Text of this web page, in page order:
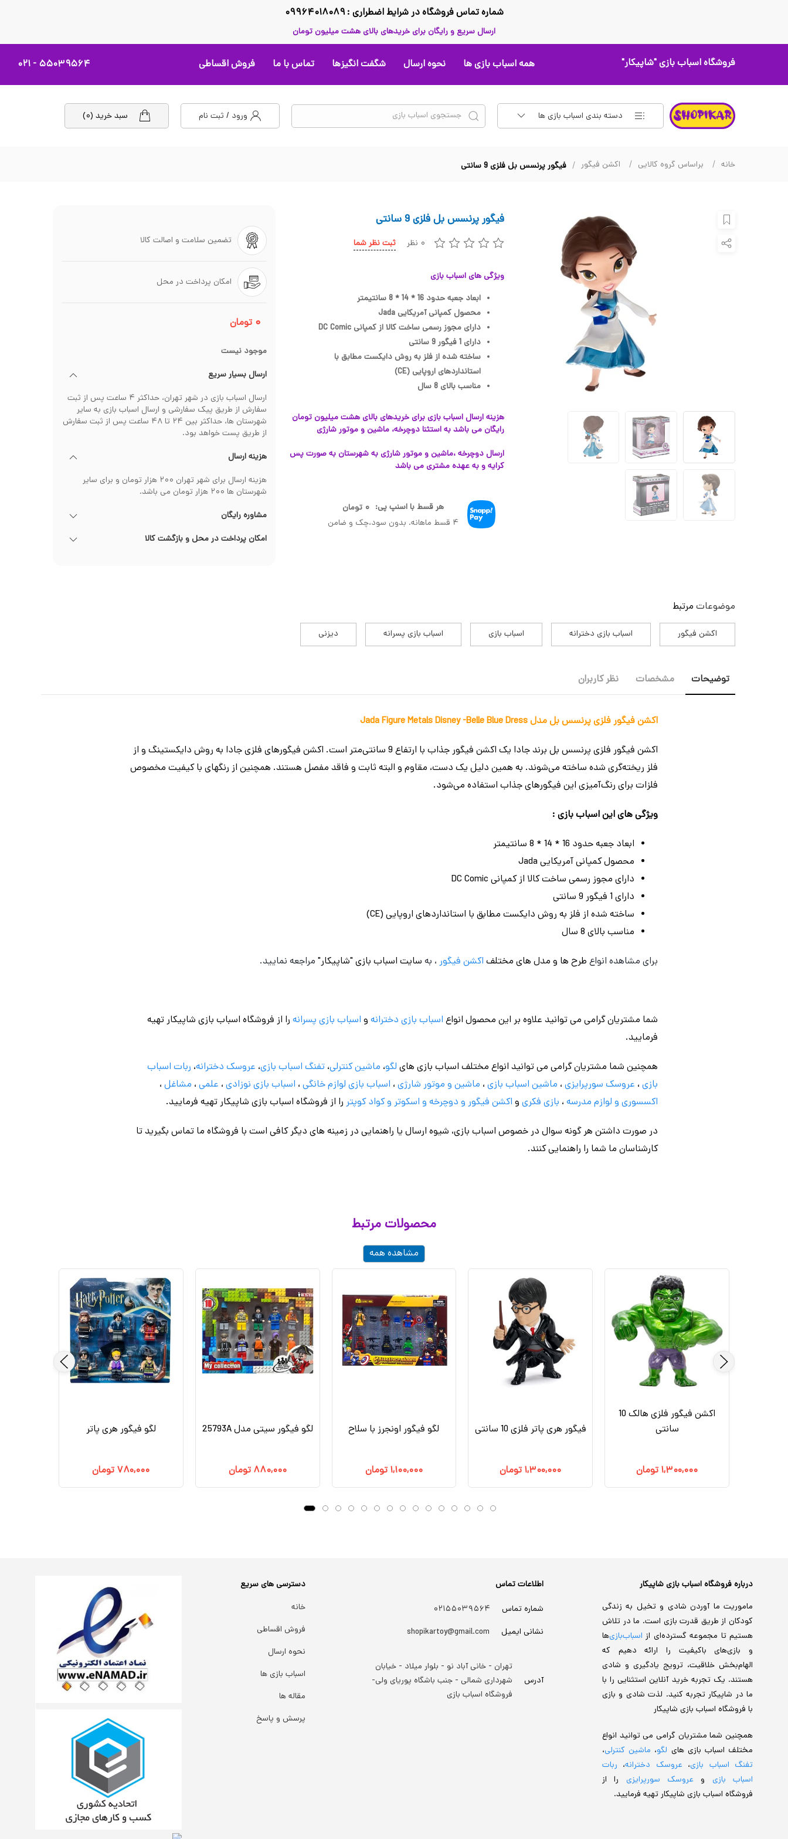
شماره تماس فروشگاه در شرایط اضطراری : ۰۹۹۶۴۰۱۸۰۸۹
ارسال سریع و رایگان برای خریدهای بالای هشت میلیون تومان
فروشگاه اسباب بازی"شاپیکار" همه اسباب بازی ها نحوه ارسال شگفت انگیزها تماس با ما فروش اقساطی ۵۵۰۳۹۵۶۴ - ۰۲۱
دسته بندی اسباب بازی ها ورود / ثبت نام سبد خرید (۰)
خانه براساس گروه کالایی اکشن فیگور فیگور پرنسس بل فلزی 9 سانتی
فیگور پرنسس بل فلزی 9 سانتی
۰ نظر ثبت نظر شما
ویژگی های اسباب بازی
ابعاد جعبه حدود 16 * 14 * 8 سانتیمتر
محصول کمپانی آمریکایی Jada
دارای مجوز رسمی ساخت کالا از کمپانی DC Comic
دارای 1 فیگور 9 سانتی
ساخته شده از فلز به روش دایکست مطابق با
استانداردهای اروپایی (CE)
مناسب بالای 8 سال
هزینه ارسال اسباب بازی برای خریدهای بالای هشت میلیون تومان
رایگان می باشد به استثنا دوچرخه، ماشین و موتور شارژی
ارسال دوچرخه ،ماشین و موتور شارژی به شهرستان به صورت پس
کرایه و به عهده مشتری می باشد
هر قسط با اسنپ پی: ۰ تومان
۴ قسط ماهانه. بدون سود،چک و ضامن
تضمین سلامت و اصالت کالا
امکان پرداخت در محل
۰ تومان
موجود نیست
ارسال بسیار سریع
ارسال اسباب بازی در شهر تهران، حداکثر ۴ ساعت پس از ثبت
سفارش از طریق پیک سفارشی و ارسال اسباب بازی به سایر
شهرستان ها، حداکثر بین ۲۴ تا ۴۸ ساعت پس از ثبت سفارش
از طریق پست خواهد بود.
هزینه ارسال
هزینه ارسال برای شهر تهران ۲۰۰ هزار تومان و برای سایر
شهرستان ها ۲۰۰ هزار تومان می باشد.
مشاوره رایگان
امکان پرداخت در محل و بازگشت کالا
موضوعات مرتبط
اکشن فیگور اسباب بازی دخترانه اسباب بازی اسباب بازی پسرانه دیزنی
توضیحات مشخصات نظر کاربران
اکشن فیگور فلزی پرنسس بل مدل Jada Figure Metals Disney -Belle Blue Dress
اکشن فیگور فلزی پرنسس بل برند جادا یک اکشن فیگور جذاب با ارتفاع 9 سانتی‌متر است. اکشن فیگورهای فلزی جادا به روش دایکستینگ و از
فلز ریخته‌گری شده ساخته می‌شوند. به همین دلیل یک دست، مقاوم و البته ثابت و فاقد مفصل هستند. همچنین از رنگهای با کیفیت مخصوص
فلزات برای رنگ‌آمیزی این فیگورهای جذاب استفاده می‌شود.
ویژگی های این اسباب بازی :
ابعاد جعبه حدود 16 * 14 * 8 سانتیمتر
محصول کمپانی آمریکایی Jada
دارای مجوز رسمی ساخت کالا از کمپانی DC Comic
دارای 1 فیگور 9 سانتی
ساخته شده از فلز به روش دایکست مطابق با استانداردهای اروپایی (CE)
مناسب بالای 8 سال
برای مشاهده انواع طرح ها و مدل های مختلف اکشن فیگور ، به سایت اسباب بازی "شاپیکار" مراجعه نمایید.
شما مشتریان گرامی می توانید علاوه بر این محصول انواع اسباب بازی دخترانه و اسباب بازی پسرانه را از فروشگاه اسباب بازی شاپیکار تهیه
فرمایید.
همچنین شما مشتریان گرامی می توانید انواع مختلف اسباب بازی های لگو، ماشین کنترلی، تفنگ اسباب بازی، عروسک دخترانه، ربات اسباب
بازی ، عروسک سورپرایزی ، ماشین اسباب بازی ، ماشین و موتور شارژی ، اسباب بازی لوازم خانگی ، اسباب بازی نوزادی ، علمی ، مشاغل ،
اکسسوری و لوازم مدرسه ، بازی فکری و اکشن فیگور و دوچرخه و اسکوتر و کواد کوپتر را از فروشگاه اسباب بازی شاپیکار تهیه فرمایید.
در صورت داشتن هر گونه سوال در خصوص اسباب بازی، شیوه ارسال یا راهنمایی در زمینه های دیگر کافی است با فروشگاه ما تماس بگیرید تا
کارشناسان ما شما را راهنمایی کنند.
محصولات مرتبط
مشاهده همه
لگو فیگور هری پاتر
۷۸۰,۰۰۰تومان
لگو فیگور سیتی مدل 25793A
۸۸۰,۰۰۰ تومان
لگو فیگور اونجرز با سلاح
۱,۱۰۰,۰۰۰ تومان
فیگور هری پاتر فلزی 10 سانتی
۱,۳۰۰,۰۰۰تومان
اکشن فیگور فلزی هالک 10
سانتی
۱,۳۰۰,۰۰۰ تومان
درباره فروشگاه اسباب بازی شاپیکار
ماموریت ما آوردن شادی و تخیل به زندگی
کودکان از طریق قدرت بازی است. ما در تلاش
هستیم تا مجموعه گسترده‌ای از اسباب‌بازی‌ها
و بازی‌های باکیفیت را ارائه دهیم که
الهام‌بخش خلاقیت، ترویج یادگیری و شادی
هستند. یک تجربه خرید آنلاین استثنایی را با
ما در شاپیکار تجربه کنید. لذت شادی و بازی
با فروشگاه اسباب بازی شاپیکار
همچنین شما مشتریان گرامی می توانید انواع
مختلف اسباب بازی های لگو، ماشین کنترلی،
تفنگ اسباب بازی، عروسک دخترانه، ربات
اسباب بازی و عروسک سورپرایزی را از
فروشگاه اسباب بازی شاپیکار تهیه فرمایید.
اطلاعات تماس
شماره تماس
۰۲۱۵۵۰۳۹۵۶۴
نشانی ایمیل
shopikartoy@gmail.com
آدرس
تهران - خانی آباد نو - بلوار میلاد - خیابان
شهرداری شمالی - جنب باشگاه پوریای ولی-
فروشگاه اسباب بازی
دسترسی های سریع
خانه
فروش اقساطی
نحوه ارسال
اسباب بازی ها
مقاله ها
پرسش و پاسخ